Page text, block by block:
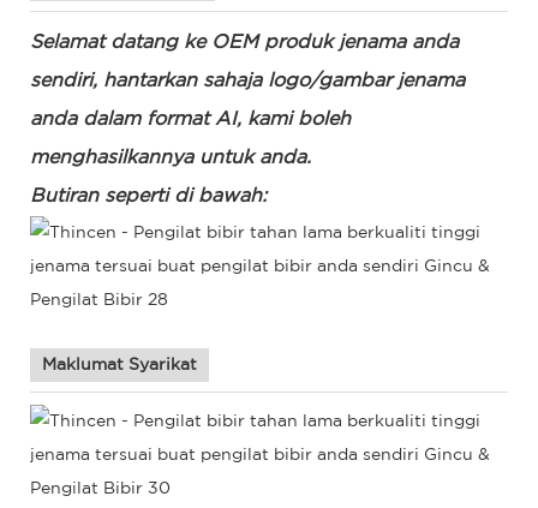
Selamat datang ke OEM produk jenama anda
sendiri, hantarkan sahaja logo/gambar jenama
anda dalam format AI, kami boleh
menghasilkannya untuk anda.
Butiran seperti di bawah:
Maklumat Syarikat